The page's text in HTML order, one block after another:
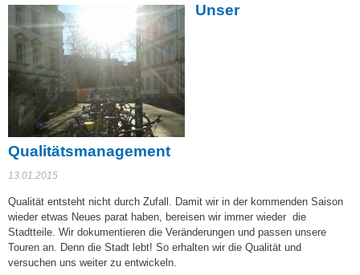
Unser
Qualitätsmanagement
13.01.2015
Qualität entsteht nicht durch Zufall. Damit wir in der kommenden Saison
wieder etwas Neues parat haben, bereisen wir immer wieder die
Stadtteile. Wir dokumentieren die Veränderungen und passen unsere
Touren an. Denn die Stadt lebt! So erhalten wir die Qualität und
versuchen uns weiter zu entwickeln.